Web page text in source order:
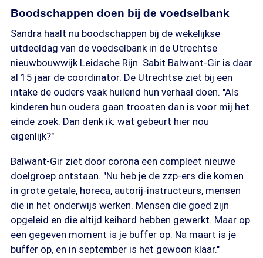
Boodschappen doen bij de voedselbank
Sandra haalt nu boodschappen bij de wekelijkse
uitdeeldag van de voedselbank in de Utrechtse
nieuwbouwwijk Leidsche Rijn. Sabit Balwant-Gir is daar
al 15 jaar de coördinator. De Utrechtse ziet bij een
intake de ouders vaak huilend hun verhaal doen. "Als
kinderen hun ouders gaan troosten dan is voor mij het
einde zoek. Dan denk ik: wat gebeurt hier nou
eigenlijk?"
Balwant-Gir ziet door corona een compleet nieuwe
doelgroep ontstaan. "Nu heb je de zzp-ers die komen
in grote getale, horeca, autorij-instructeurs, mensen
die in het onderwijs werken. Mensen die goed zijn
opgeleid en die altijd keihard hebben gewerkt. Maar op
een gegeven moment is je buffer op. Na maart is je
buffer op, en in september is het gewoon klaar."